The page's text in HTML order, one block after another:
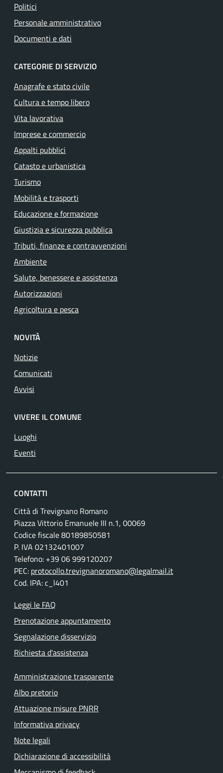
Politici
Personale amministrativo
Documenti e dati
CATEGORIE DI SERVIZIO
Anagrafe e stato civile
Cultura e tempo libero
Vita lavorativa
Imprese e commercio
Appalti pubblici
Catasto e urbanistica
Turismo
Mobilità e trasporti
Educazione e formazione
Giustizia e sicurezza pubblica
Tributi, finanze e contravvenzioni
Ambiente
Salute, benessere e assistenza
Autorizzazioni
Agricoltura e pesca
NOVITÀ
Notizie
Comunicati
Avvisi
VIVERE IL COMUNE
Luoghi
Eventi
CONTATTI
Città di Trevignano Romano
Piazza Vittorio Emanuele III n.1, 00069
Codice fiscale 80189850581
P. IVA 02132401007
Telefono: +39 06 999120207
PEC: protocollo.trevignanoromano@legalmail.it
Cod. IPA: c_l401
Leggi le FAQ
Prenotazione appuntamento
Segnalazione disservizio
Richiesta d'assistenza
Amministrazione trasparente
Albo pretorio
Attuazione misure PNRR
Informativa privacy
Note legali
Dichiarazione di accessibilità